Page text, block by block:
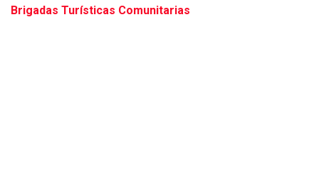
Brigadas Turísticas Comunitarias